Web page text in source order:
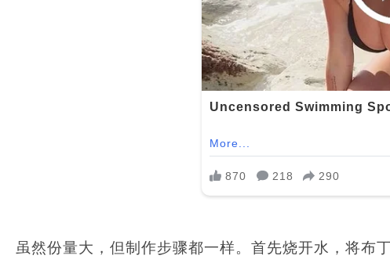
虽然份量大，但制作步骤都一样。首先烧开水，将布